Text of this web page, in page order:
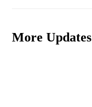
More Updates